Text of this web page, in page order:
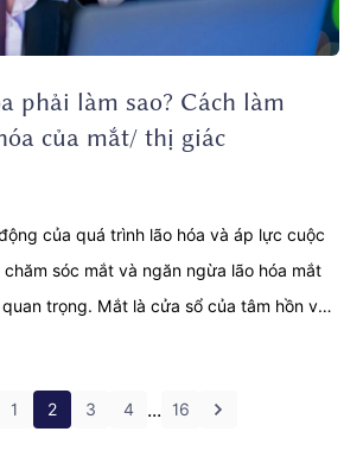
phải làm sao? Cách làm
của mắt/ thị giác
của quá trình lão hóa và áp lực cuộc
sóc mắt và ngăn ngừa lão hóa mắt
trọng. Mắt là cửa sổ của tâm hồn và
giúp chúng ta tận hưởng thế giới xung
lão hóa tự nhiên và các yếu tố môi
vào việc giảm đi khả năng nhìn rõ,
1 2 3 4 ... 16